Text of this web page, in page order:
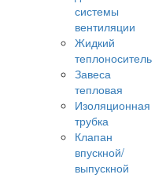
системы
вентиляции
Жидкий
теплоноситель
Завеса
тепловая
Изоляционная
трубка
Клапан
впускной/
выпускной